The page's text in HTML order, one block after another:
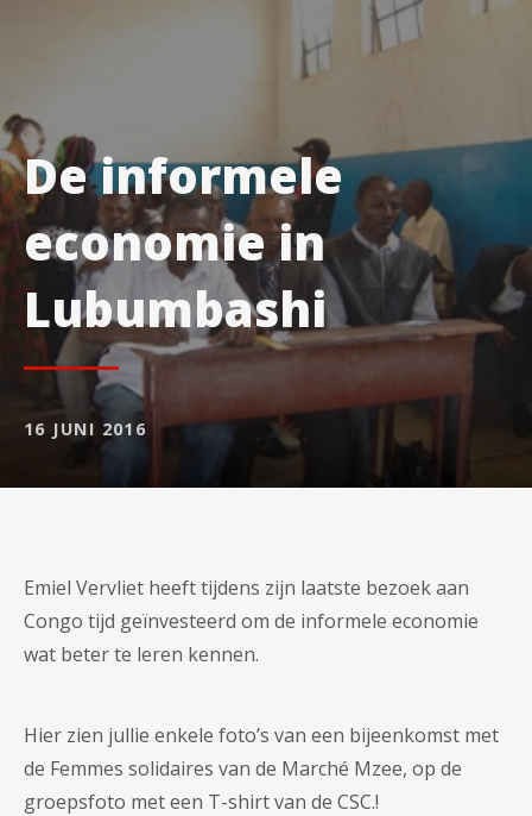
De informele
economie in
Lubumbashi
16 JUNI 2016
Emiel Vervliet heeft tijdens zijn laatste bezoek aan
Congo tijd geïnvesteerd om de informele economie
wat beter te leren kennen.
Hier zien jullie enkele foto’s van een bijeenkomst met
de Femmes solidaires van de Marché Mzee, op de
groepsfoto met een T-shirt van de CSC.!